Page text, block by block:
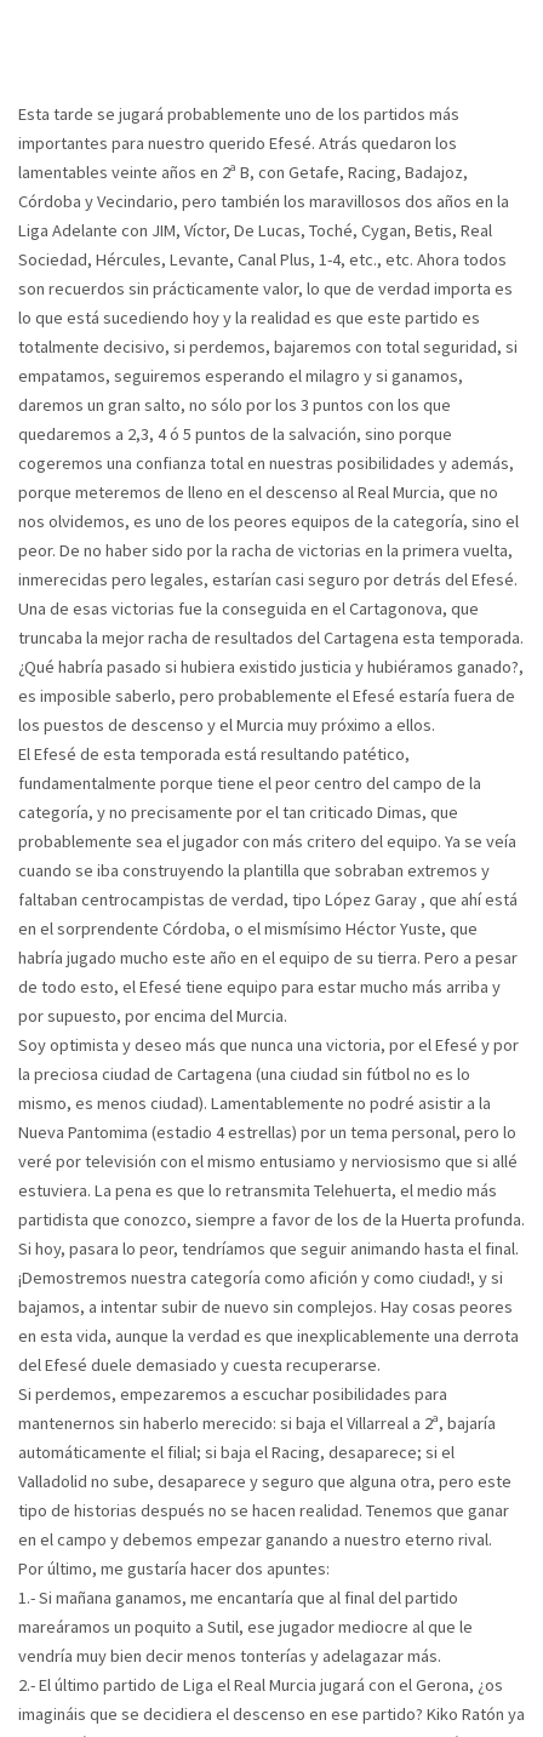
Esta tarde se jugará probablemente uno de los partidos más
importantes para nuestro querido Efesé. Atrás quedaron los
lamentables veinte años en 2ª B, con Getafe, Racing, Badajoz,
Córdoba y Vecindario, pero también los maravillosos dos años en la
Liga Adelante con JIM, Víctor, De Lucas, Toché, Cygan, Betis, Real
Sociedad, Hércules, Levante, Canal Plus, 1-4, etc., etc. Ahora todos
son recuerdos sin prácticamente valor, lo que de verdad importa es
lo que está sucediendo hoy y la realidad es que este partido es
totalmente decisivo, si perdemos, bajaremos con total seguridad, si
empatamos, seguiremos esperando el milagro y si ganamos,
daremos un gran salto, no sólo por los 3 puntos con los que
quedaremos a 2,3, 4 ó 5 puntos de la salvación, sino porque
cogeremos una confianza total en nuestras posibilidades y además,
porque meteremos de lleno en el descenso al Real Murcia, que no
nos olvidemos, es uno de los peores equipos de la categoría, sino el
peor. De no haber sido por la racha de victorias en la primera vuelta,
inmerecidas pero legales, estarían casi seguro por detrás del Efesé.
Una de esas victorias fue la conseguida en el Cartagonova, que
truncaba la mejor racha de resultados del Cartagena esta temporada.
¿Qué habría pasado si hubiera existido justicia y hubiéramos ganado?,
es imposible saberlo, pero probablemente el Efesé estaría fuera de
los puestos de descenso y el Murcia muy próximo a ellos.
El Efesé de esta temporada está resultando patético,
fundamentalmente porque tiene el peor centro del campo de la
categoría, y no precisamente por el tan criticado Dimas, que
probablemente sea el jugador con más critero del equipo. Ya se veía
cuando se iba construyendo la plantilla que sobraban extremos y
faltaban centrocampistas de verdad, tipo López Garay , que ahí está
en el sorprendente Córdoba, o el mismísimo Héctor Yuste, que
habría jugado mucho este año en el equipo de su tierra. Pero a pesar
de todo esto, el Efesé tiene equipo para estar mucho más arriba y
por supuesto, por encima del Murcia.
Soy optimista y deseo más que nunca una victoria, por el Efesé y por
la preciosa ciudad de Cartagena (una ciudad sin fútbol no es lo
mismo, es menos ciudad). Lamentablemente no podré asistir a la
Nueva Pantomima (estadio 4 estrellas) por un tema personal, pero lo
veré por televisión con el mismo entusiamo y nerviosismo que si allé
estuviera. La pena es que lo retransmita Telehuerta, el medio más
partidista que conozco, siempre a favor de los de la Huerta profunda.
Si hoy, pasara lo peor, tendríamos que seguir animando hasta el final.
¡Demostremos nuestra categoría como afición y como ciudad!, y si
bajamos, a intentar subir de nuevo sin complejos. Hay cosas peores
en esta vida, aunque la verdad es que inexplicablemente una derrota
del Efesé duele demasiado y cuesta recuperarse.
Si perdemos, empezaremos a escuchar posibilidades para
mantenernos sin haberlo merecido: si baja el Villarreal a 2ª, bajaría
automáticamente el filial; si baja el Racing, desaparece; si el
Valladolid no sube, desaparece y seguro que alguna otra, pero este
tipo de historias después no se hacen realidad. Tenemos que ganar
en el campo y debemos empezar ganando a nuestro eterno rival.
Por último, me gustaría hacer dos apuntes:
1.- Si mañana ganamos, me encantaría que al final del partido
mareáramos un poquito a Sutil, ese jugador mediocre al que le
vendría muy bien decir menos tonterías y adelagazar más.
2.- El último partido de Liga el Real Murcia jugará con el Gerona, ¿os
imagináis que se decidiera el descenso en ese partido? Kiko Ratón ya